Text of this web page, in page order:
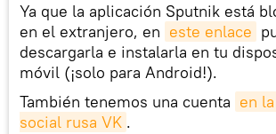
Ya que la aplicación Sputnik está
en el extranjero, en este enlace
descargarla e instalarla en tu
móvil (¡solo para Android!).
También tenemos una cuenta en
social rusa VK .